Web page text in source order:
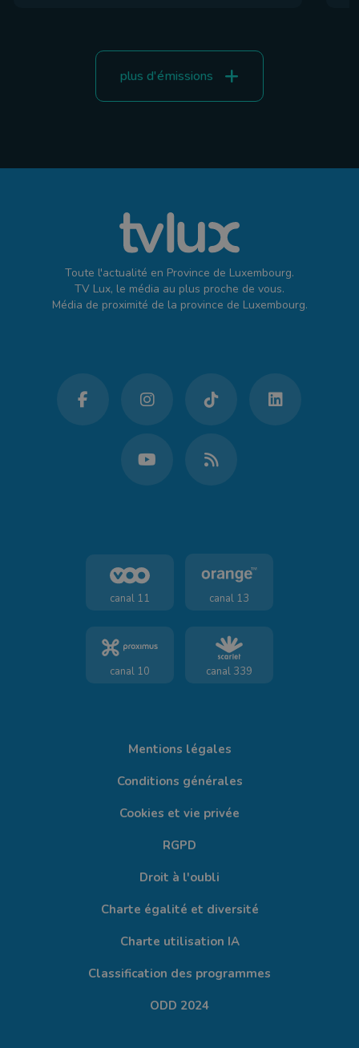
plus d'émissions
Toute l'actualité en Province de Luxembourg.
TV Lux, le média au plus proche de vous.
Média de proximité de la province de Luxembourg.
canal 11 canal 13
canal 10 canal 339
Mentions légales
Conditions générales
Cookies et vie privée
RGPD
Droit à l'oubli
Charte égalité et diversité
Charte utilisation IA
Classification des programmes
ODD 2024